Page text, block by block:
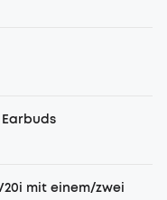
mit einem/zwei